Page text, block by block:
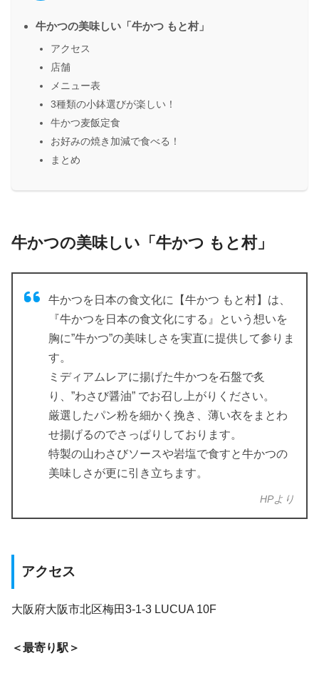
牛かつの美味しい「牛かつ もと村」
アクセス
店舗
メニュー表
3種類の小鉢選びが楽しい！
牛かつ麦飯定食
お好みの焼き加減で食べる！
まとめ
牛かつの美味しい「牛かつ もと村」
牛かつを日本の食文化に
【牛かつ もと村】は、
『牛かつを日本の食文化にする』という想いを
胸に”牛かつ”の美味しさを実直に提供して参りま
す。
ミディアムレアに揚げた牛かつを石盤で炙
り、”わさび醤油” でお召し上がりください。
厳選したパン粉を細かく挽き、薄い衣をまとわ
せ揚げるのでさっぱりしております。
特製の山わさびソースや岩塩で食すと牛かつの
美味しさが更に引き立ちます。
HPより
アクセス
大阪府大阪市北区梅田3-1-3 LUCUA 10F
＜最寄り駅＞